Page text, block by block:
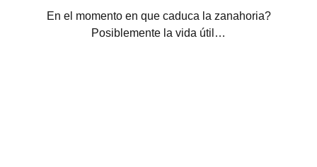
En el momento en que caduca la zanahoria?
Posiblemente la vida útil…